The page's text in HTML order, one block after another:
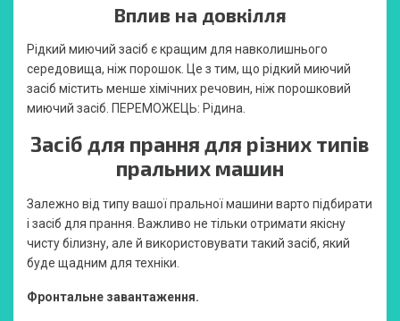
Вплив на довкілля
Рідкий миючий засіб є кращим для навколишнього
середовища, ніж порошок. Це з тим, що рідкий миючий
засіб містить менше хімічних речовин, ніж порошковий
миючий засіб. ПЕРЕМОЖЕЦЬ: Рідина.
Засіб для прання для різних типів
пральних машин
Залежно від типу вашої пральної машини варто підбирати
і засіб для прання. Важливо не тільки отримати якісну
чисту білизну, але й використовувати такий засіб, який
буде щадним для техніки.
Фронтальне завантаження.